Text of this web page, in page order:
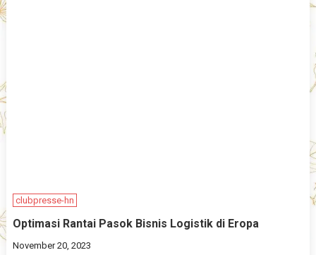
clubpresse-hn
Optimasi Rantai Pasok Bisnis Logistik di Eropa
November 20, 2023